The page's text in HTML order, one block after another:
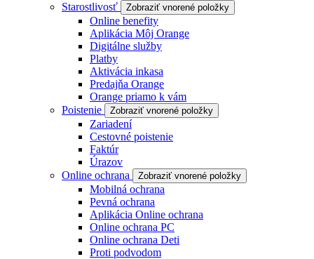
Starostlivosť Zobraziť vnorené položky
Online benefity
Aplikácia Môj Orange
Digitálne služby
Platby
Aktivácia inkasa
Predajňa Orange
Orange priamo k vám
Poistenie
Zobraziť vnorené položky
Zariadení
Cestovné poistenie
Faktúr
Úrazov
Online ochrana
Zobraziť vnorené položky
Mobilná ochrana
Pevná ochrana
Aplikácia Online ochrana
Online ochrana PC
Online ochrana Deti
Proti podvodom